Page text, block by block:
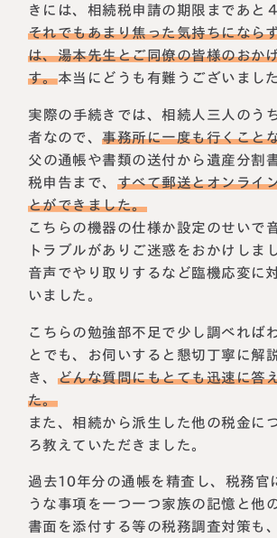
選ばれる理由
税理士紹介
法人情報
〒107-0062
東京都港区南青山一丁目2番6号
Access 大阪事務所
大阪府大阪
阪急グラン
相続について学ぶ
相続コラム
セミナー
円満相続ちゃんねる
円満相続塾（受講生募集中）
きには、相続税申請の期限まであと
それでもあまり焦った気持ちになら
は、湯本先生とご同僚の皆様のおか
す。本当にどうも有難うございました
実際の手続きでは、相続人三人のう
者なので、事務所に一度も行くこと
父の通帳や書類の送付から遺産分割
税申告まで、すべて郵送とオンライ
とができました。
こちらの機器の仕様か設定のせいで
トラブルがありご迷惑をおかけしま
音声でやり取りするなど臨機応変に
いました。
こちらの勉強部不足で少し調べれば
とでも、お伺いすると懇切丁寧に解
き、どんな質問にもとても迅速に答
た。
また、相続から派生した他の税金に
ろ教えていただきました。
過去10年分の通帳を精査し、税務官
うな事項を一つ一つ家族の記憶と他
書面を添付する等の税務調査対策も